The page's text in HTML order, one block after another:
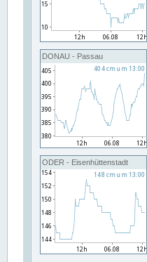
DONAU - Passau
ODER - Eisenhüttenstadt